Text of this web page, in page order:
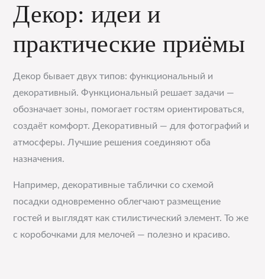
Декор: идеи и
практические приёмы
Декор бывает двух типов: функциональный и
декоративный. Функциональный решает задачи —
обозначает зоны, помогает гостям ориентироваться,
создаёт комфорт. Декоративный — для фотографий и
атмосферы. Лучшие решения соединяют оба
назначения.
Например, декоративные таблички со схемой
посадки одновременно облегчают размещение
гостей и выглядят как стилистический элемент. То же
с коробочками для мелочей — полезно и красиво.